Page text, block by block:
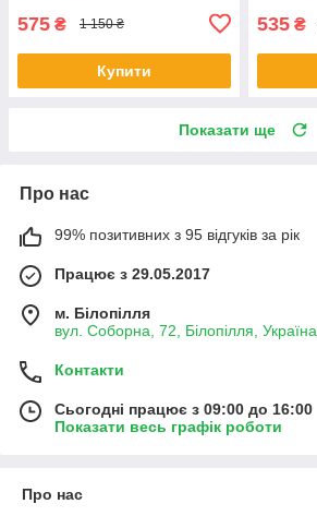
575 ₴ 1 150 ₴
Купити
535 ₴
Показати ще
Про нас
99% позитивних з 95 відгуків за рік
Працює з 29.05.2017
м. Білопілля
вул. Соборна, 72, Білопілля, Україна
Контакти
Сьогодні працює з 09:00 до 16:00
Показати весь графік роботи
Про нас